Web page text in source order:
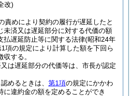
改)
責めにより契約の履行が遅延したと
未済又は遅延部分に対する代価の額
払遅延防止等に関する法律(昭和24年
項の規定により計算した額を下回ら
する。
は遅延部分の代価等は、市長が認定
めるときは、 第1項の規定にかかわ
に違約金の額を定めることができ